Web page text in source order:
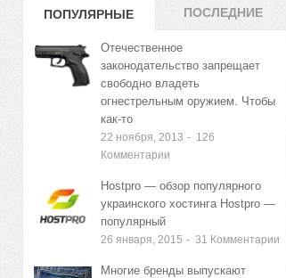
ПОПУЛЯРНЫЕ
ЗАПИСИ
ПОСЛЕДНИЕ
Отечественное
законодательство запрещает
свободно владеть
огнестрельным оружием. Чтобы
как-то
22 ноября, 2013 - 126
Комментарии
Hostpro — обзор популярного
украинского хостинга Hostpro —
популярный
26 января, 2015 - 31 Комментарии
Многие бренды выпускают